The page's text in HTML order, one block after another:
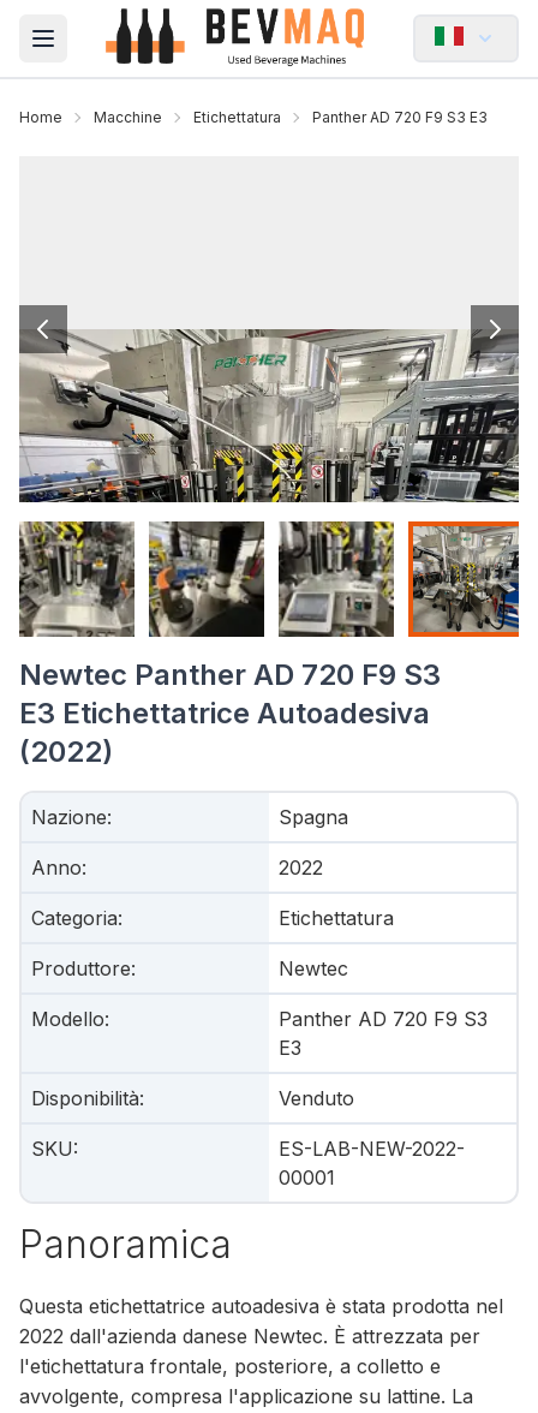
Open main menu
Home Macchine Etichettatura Panther AD 720 F9 S3 E3
Newtec Panther AD 720 F9 S3
E3 Etichettatrice Autoadesiva
(2022)
Nazione: Spagna
Anno: 2022
Categoria: Etichettatura
Produttore: Newtec
Modello:
Panther AD 720 F9 S3
E3
Disponibilità: Venduto
SKU:
ES-LAB-NEW-2022-
00001
Panoramica
Questa etichettatrice autoadesiva è stata prodotta nel
2022 dall'azienda danese Newtec. È attrezzata per
l'etichettatura frontale, posteriore, a colletto e
avvolgente, compresa l'applicazione su lattine. La